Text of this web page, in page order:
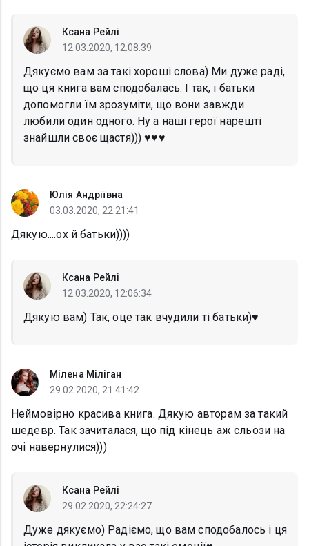
Ксана Рейлі
12.03.2020, 12:08:39
Дякуємо вам за такі хороші слова) Ми дуже раді,
що ця книга вам сподобалась. І так, і батьки
допомогли їм зрозуміти, що вони завжди
любили один одного. Ну а наші герої нарешті
знайшли своє щастя))) ♥️♥️♥️
Юлія Андріївна
03.03.2020, 22:21:41
Дякую....ох й батьки))))
Ксана Рейлі
12.03.2020, 12:06:34
Дякую вам) Так, оце так вчудили ті батьки)♥️
Мілена Міліган
29.02.2020, 21:41:42
Неймовірно красива книга. Дякую авторам за такий
шедевр. Так зачиталася, що під кінець аж сльози на
очі навернулися)))
Ксана Рейлі
29.02.2020, 22:24:27
Дуже дякуємо) Радіємо, що вам сподобалось і ця